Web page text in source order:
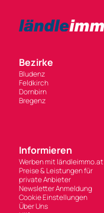
Bezirke
Bludenz
Feldkirch
Dornbirn
Bregenz
Informieren
Werben mit ländleimmo.at
Preise & Leistungen für
private Anbieter
Newsletter Anmeldung
Cookie Einstellungen
Über Uns